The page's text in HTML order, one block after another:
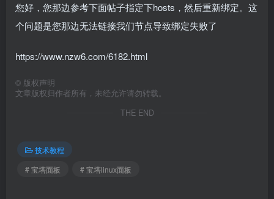
您好，您那边参考下面帖子指定下hosts，然后重新绑定。这
个问题是您那边无法链接我们节点导致绑定失败了
https://www.nzw6.com/6182.html
© 版权声明
文章版权归作者所有，未经允许请勿转载。
THE END
技术教程
# 宝塔面板
# 宝塔linux面板